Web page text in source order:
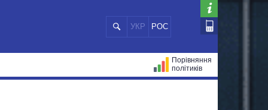
УКР РОС
Порівняння
політиків